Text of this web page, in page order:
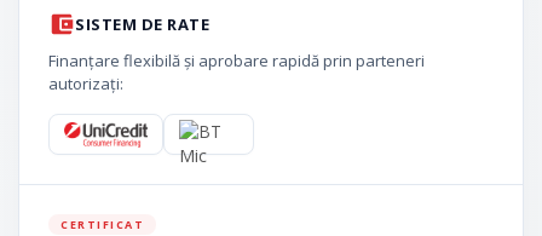
SISTEM DE RATE
Finanțare flexibilă și aprobare rapidă prin parteneri
autorizați:
CERTIFICAT